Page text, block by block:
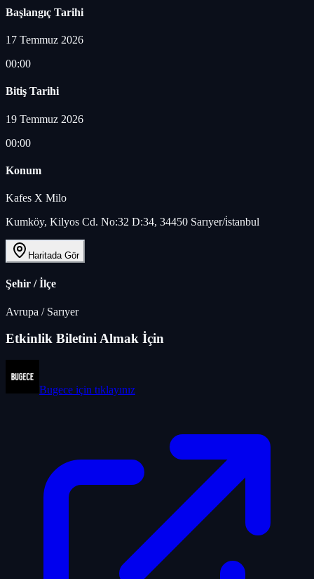
Başlangıç Tarihi
17 Temmuz 2026
00:00
Bitiş Tarihi
19 Temmuz 2026
00:00
Konum
Kafes X Milo
Kumköy, Kilyos Cd. No:32 D:34, 34450 Sarıyer/i̇stanbul
Haritada Gör
Şehir / İlçe
Avrupa / Sarıyer
Etkinlik Biletini Almak İçin
Bugece için tıklayınız